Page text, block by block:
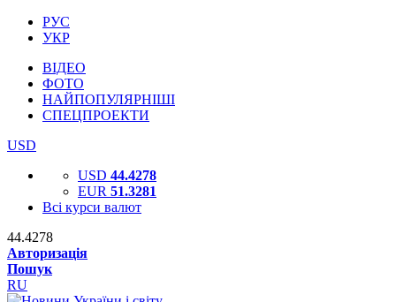
РУС
УКР
ВІДЕО
ФОТО
НАЙПОПУЛЯРНІШІ
СПЕЦПРОЕКТИ
USD
USD 44.4278
EUR 51.3281
Всі курси валют
44.4278
Авторизація
Пошук
RU